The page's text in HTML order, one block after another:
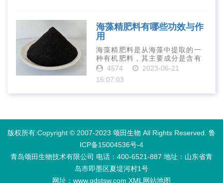
海藻精肥料有哪些功效与作
用
海藻精肥料是从海藻中提取的一
种有机肥料，其主要成分是含有
丰富的微量元素、植物生长素、
有增强作物生长、促进植物根系
发达、提高作物产量等多种作用
4574
2023-06-21
16:07:03
版权所有:Copyright © 2007-2023 颂田生物 All Rights Reserved. 鲁
ICP备15004536号-4
青岛颂田生物技术有限公司 电话：400-6521-887​ 地址：山东省青
岛市即墨区夏堤河村1号
网址：www.qdstsw.com XML网站地图